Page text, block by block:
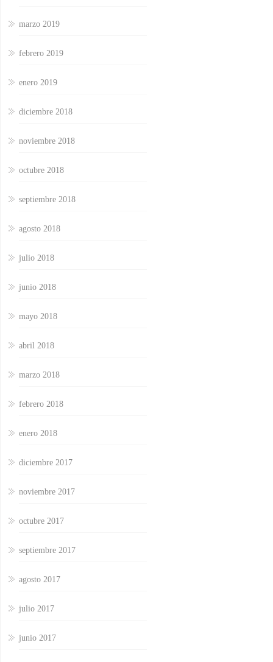
marzo 2019
febrero 2019
enero 2019
diciembre 2018
noviembre 2018
octubre 2018
septiembre 2018
agosto 2018
julio 2018
junio 2018
mayo 2018
abril 2018
marzo 2018
febrero 2018
enero 2018
diciembre 2017
noviembre 2017
octubre 2017
septiembre 2017
agosto 2017
julio 2017
junio 2017